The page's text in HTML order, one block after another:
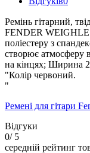
Ремінь гітарний,
FENDER
поліестеру з
створює атмосферу
на кінцях; Ширина
"Колір червоний.
"
Ремені для гітари
Відгуки
0/ 5
середній рейтинг